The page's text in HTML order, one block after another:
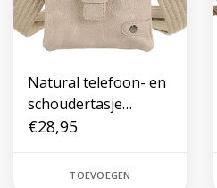
Natural telefoon- en
schoudertasje
Lakewood
€28,95
TOEVOEGEN